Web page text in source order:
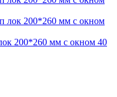
200*260 мм с окном 40